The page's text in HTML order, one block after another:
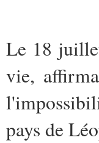
Le 18
vie,
pays de